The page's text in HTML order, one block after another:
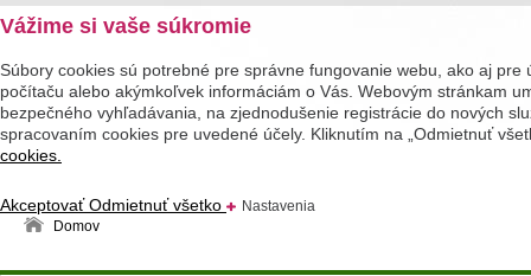
Vážime si vaše súkromie
Súbory cookies sú potrebné pre správne fungovanie webu, ako aj
počítaču alebo akýmkoľvek informáciám o Vás. Webovým stránkam
bezpečného vyhľadávania, na zjednodušenie registrácie do nových
spracovaním cookies pre uvedené účely. Kliknutím na „Odmietnuť
cookies.
AkceptovaťOdmietnuť všetko
Nastavenia
Domov